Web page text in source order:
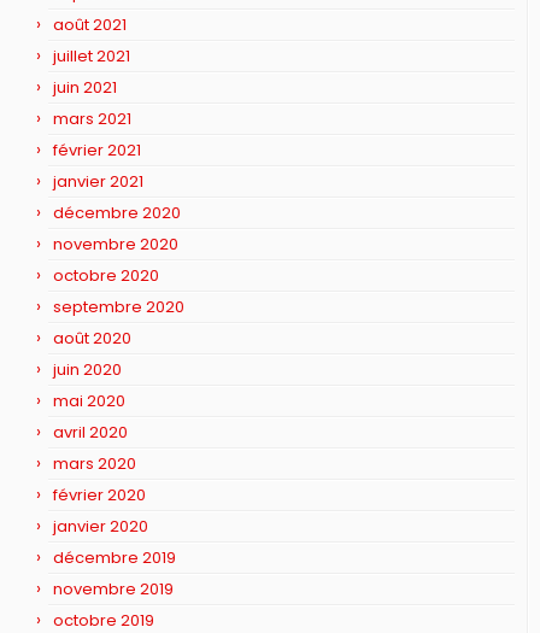
août 2021
juillet 2021
juin 2021
mars 2021
février 2021
janvier 2021
décembre 2020
novembre 2020
octobre 2020
septembre 2020
août 2020
juin 2020
mai 2020
avril 2020
mars 2020
février 2020
janvier 2020
décembre 2019
novembre 2019
octobre 2019